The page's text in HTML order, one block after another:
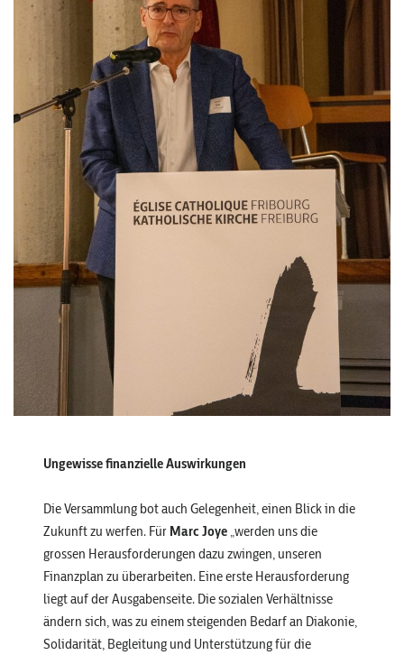
Ungewisse finanzielle Auswirkungen
Die Versammlung bot auch Gelegenheit, einen Blick in die
Zukunft zu werfen. Für Marc Joye „werden uns die
grossen Herausforderungen dazu zwingen, unseren
Finanzplan zu überarbeiten. Eine erste Herausforderung
liegt auf der Ausgabenseite. Die sozialen Verhältnisse
ändern sich, was zu einem steigenden Bedarf an Diakonie,
Solidarität, Begleitung und Unterstützung für die